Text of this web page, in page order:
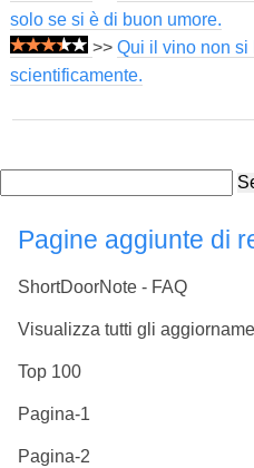
solo se si è di buon umore.
>> Qui il vino non si
scientificamente.
Pagine aggiunte di
ShortDoorNote - FAQ
Visualizza tutti gli
Top 100
Pagina-1
Pagina-2